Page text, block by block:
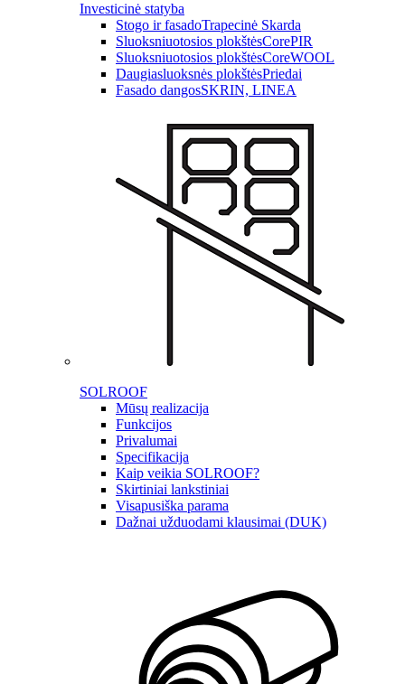
Investicinė statyba
Stogo ir fasadoTrapecinė Skarda
Sluoksniuotosios plokštėsCorePIR
Sluoksniuotosios plokštėsCoreWOOL
Daugiasluoksnės plokštėsPriedai
Fasado dangosSKRIN, LINEA
SOLROOF
Mūsų realizacija
Funkcijos
Privalumai
Specifikacija
Kaip veikia SOLROOF?
Skirtiniai lankstiniai
Visapusiška parama
Dažnai užduodami klausimai (DUK)